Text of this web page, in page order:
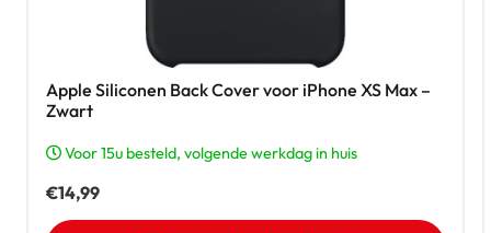
Apple Siliconen Back Cover voor iPhone XS Max –
Zwart
Voor 15u besteld, volgende werkdag in huis
€14,99